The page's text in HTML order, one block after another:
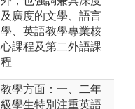
及廣度的文學、語言
學、英語教學專業核
心課程及第二外語課
程
教學方面：一、二年
級學生特別注重英語